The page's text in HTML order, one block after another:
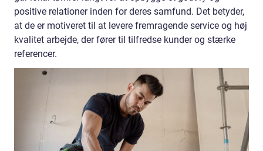
positive relationer inden for deres samfund. Det betyder,
at de er motiveret til at levere fremragende service og høj
kvalitet arbejde, der fører til tilfredse kunder og stærke
referencer.